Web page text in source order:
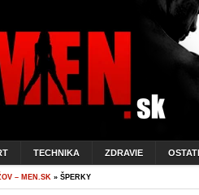
TECHNIKA ZDRAVIE
– MEN.SK » ŠPERKY